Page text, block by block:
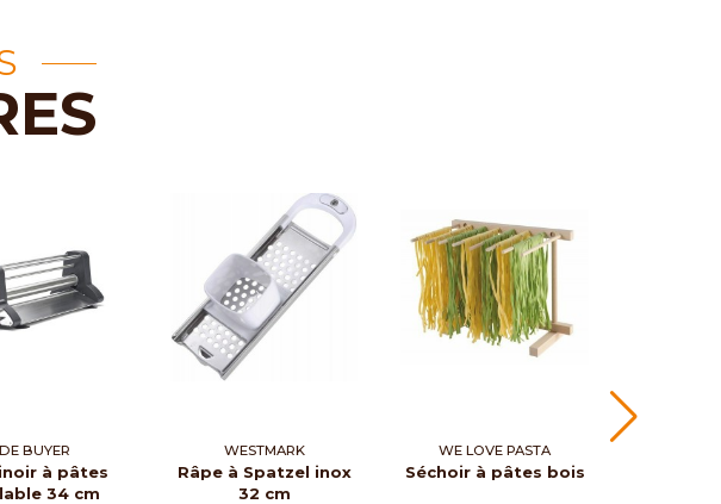
DE BUYER
à pâtes
34 cm
WESTMARK
Râpe à Spatzel inox
32 cm
WE LOVE PASTA
Séchoir à pâtes bois